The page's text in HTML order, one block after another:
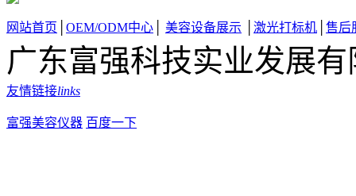
网站首页 OEM/ODM中心 美容设备展示 激光打标机 售后
广东富强科技实业发展
友情链接links
富强美容仪器 百度一下